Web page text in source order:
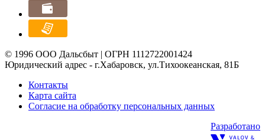
© 1996 ООО Дальсбыт | ОГРН 1112722001424
Юридический адрес - г.Хабаровск, ул.Тихоокеанская, 81Б
Контакты
Карта сайта
Согласие на обработку персональных данных
Разработано